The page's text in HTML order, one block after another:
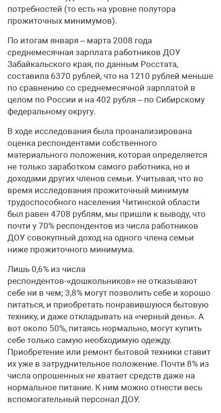
потребностей (то есть на уровне полутора
прожиточных минимумов).
По итогам января – марта 2008 года
среднемесячная зарплата работников ДОУ
Забайкальского края, по данным Росстата,
составила 6370 рублей, что на 1210 рублей меньше
по сравнению со среднемесячной зарплатой в
целом по России и на 402 рубля – по Сибирскому
федеральному округу.
В ходе исследования была проанализирована
оценка респондентами собственного
материального положения, которая определяется
не только заработком самого работника, но и
доходами других членов семьи. Учитывая, что во
время исследования прожиточный минимум
трудоспособного населения Читинской области
был равен 4708 рублям, мы пришли к выводу, что
почти у 70% респондентов из числа работников
ДОУ совокупный доход на одного члена семьи
ниже прожиточного минимума.
Лишь 0,6% из числа
респондентов-«дошкольников» не отказывают
себе ни в чем; 3,8% могут позволить себе и хорошо
питаться, и приобретать понравившуюся бытовую
технику, и даже откладывать на «черный день». А
вот около 50%, питаясь нормально, могут купить
себе только самую необходимую одежду.
Приобретение или ремонт бытовой техники ставит
их уже в затруднительное положение. Почти 8% из
числа опрошенных не хватает средств даже на
нормальное питание. К ним можно отнести весь
вспомогательный персонал ДОУ.